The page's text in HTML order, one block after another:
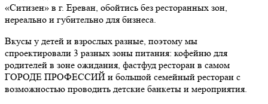
«Ситизен» в г. Ереван, обойтись без ресторанных зон,
нереально и губительно для бизнеса.
Вкусы у детей и взрослых разные, поэтому мы
спроектировали 3 разных зоны питания: кофейню для
родителей в зоне ожидания, фастфуд ресторан в самом
ГОРОДЕ ПРОФЕССИЙ и большой семейный ресторан с
возможностью проводить детские банкеты и мероприятия.